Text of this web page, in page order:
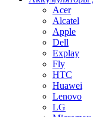
Acer
Alcatel
Apple
Dell
Explay
Fly
HTC
Huawei
Lenovo
LG